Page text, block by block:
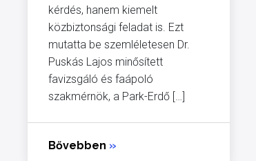
kérdés, hanem kiemelt
közbiztonsági feladat is. Ezt
mutatta be szemléletesen Dr.
Puskás Lajos minősített
favizsgáló és faápoló
szakmérnök, a Park-Erdő […]
Bővebben »